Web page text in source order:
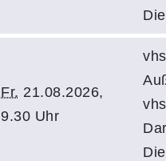
Fr. 21.08.2026,
9.30 Uhr
vhs